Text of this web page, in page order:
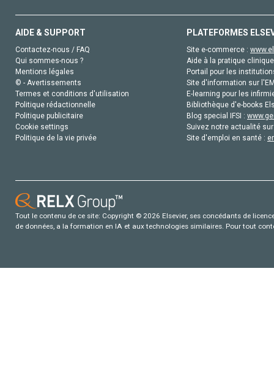
AIDE & SUPPORT
Contactez-nous / FAQ
Qui sommes-nous ?
Mentions légales
© - Avertissements
Termes et conditions d'utilisation
Politique rédactionnelle
Politique publicitaire
Cookie settings
Politique de la vie privée
PLATEFORMES
Site e-commerce :
Aide à la pratique
Portail pour les
Site d'information sur
E-learning pour les
Bibliothèque d'e-books
Blog special IFSI :
Suivez notre actualité
Site d'emploi en santé :
Tout le contenu de ce site: Copyright © 2026 Elsevier, ses concédants de
de données, a la formation en IA et aux technologies similaires. Pour tout